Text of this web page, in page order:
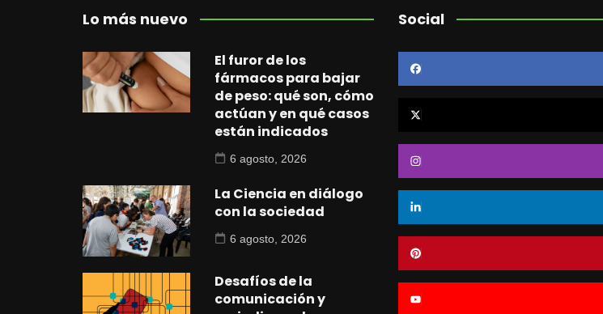
Lo más nuevo
El furor de los
fármacos para bajar
de peso: qué son, cómo
actúan y en qué casos
están indicados
6 agosto, 2026
La Ciencia en diálogo
con la sociedad
6 agosto, 2026
Desafíos de la
comunicación y
Social